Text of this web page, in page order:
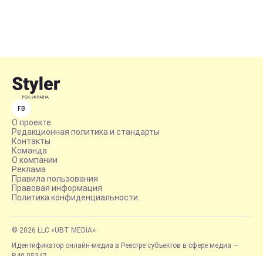
FB
О проекте
Редакционная политика и стандарты
Контакты
Команда
О компании
Реклама
Правила пользования
Правовая информация
Политика конфиденциальности
© 2026 LLC «UBT MEDIA»
Идентификатор онлайн-медиа в Реестре субъектов в сфере медиа —